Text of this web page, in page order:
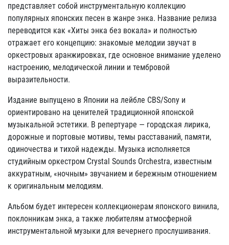
представляет собой инструментальную коллекцию
популярных японских песен в жанре энка. Название релиза
переводится как «Хиты энка без вокала» и полностью
отражает его концепцию: знакомые мелодии звучат в
оркестровых аранжировках, где основное внимание уделено
настроению, мелодической линии и тембровой
выразительности.
Издание выпущено в Японии на лейбле CBS/Sony и
ориентировано на ценителей традиционной японской
музыкальной эстетики. В репертуаре — городская лирика,
дорожные и портовые мотивы, темы расставаний, памяти,
одиночества и тихой надежды. Музыка исполняется
студийным оркестром Crystal Sounds Orchestra, известным
аккуратным, «ночным» звучанием и бережным отношением
к оригинальным мелодиям.
Альбом будет интересен коллекционерам японского винила,
поклонникам энка, а также любителям атмосферной
инструментальной музыки для вечернего прослушивания.